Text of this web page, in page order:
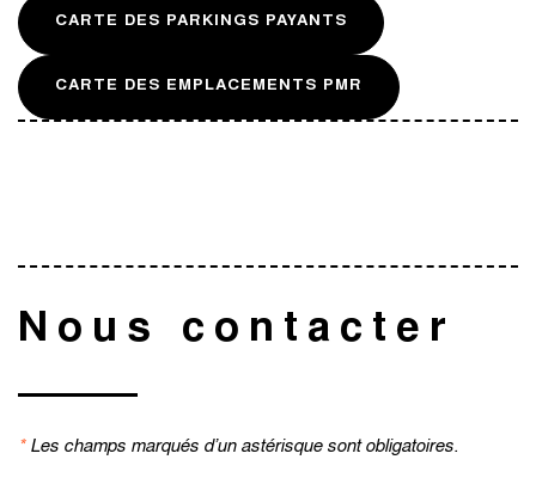
CARTE DES PARKINGS PAYANTS
CARTE DES EMPLACEMENTS PMR
Nous contacter
*Les champs marqués d’un astérisque sont obligatoires.